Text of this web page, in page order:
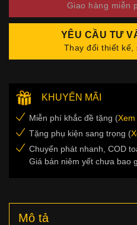
Giao hàng miễn
YÊU CẦU TƯ
Thay đổi thiết kế,
KHUYẾN MÃI
Miễn phí khắc đề tặng (
Tặng phụ kiện sang trọng (
Chuyển phát nhanh, COD
Giá bán niêm yết chưa bao
Mô tả